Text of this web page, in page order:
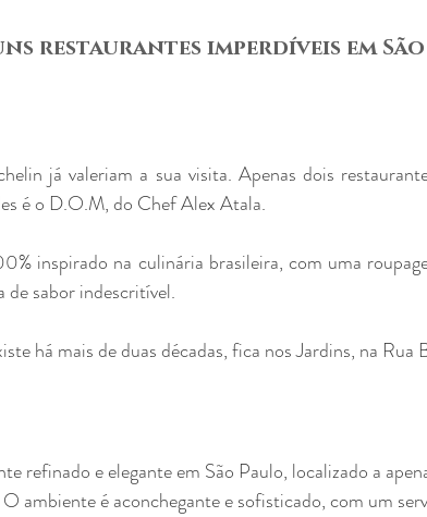
restaurantes imperdíveis em
já valeriam a sua visita. Apenas dois
é o D.O.M, do Chef Alex Atala.
inspirado na culinária brasileira, com uma
de sabor indescritível.
refinado e elegante em São Paulo, localizado a
ambiente é aconchegante e sofisticado, com um